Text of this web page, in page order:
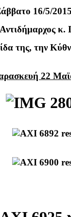
16/5/
κ.
της, την
22